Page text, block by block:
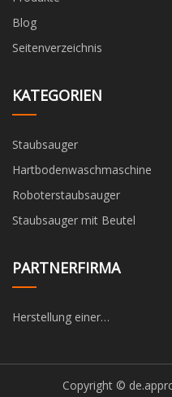
Blog
Seitenverzeichnis
KATEGORIEN
Staubsauger
Hartbodenwaschmaschine
Roboterstaubsauger
Staubsauger mit Beutel
PARTNERFIRMA
Herstellung einer
Copyright ©